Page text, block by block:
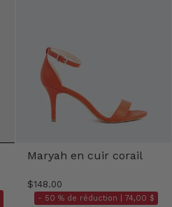
Maryah en cuir corail
$148.00
- 50 % de réduction | 74,00 $